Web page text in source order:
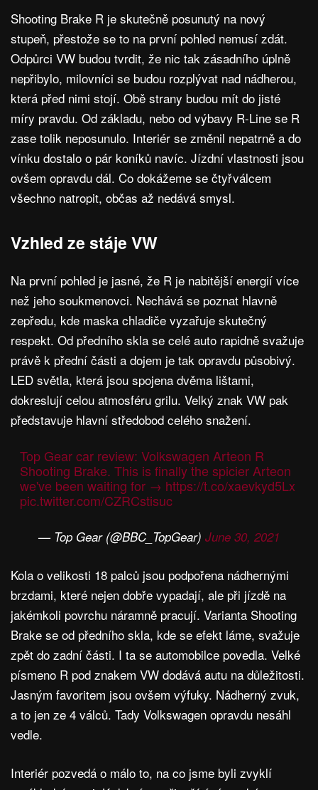
Shooting Brake R je skutečně posunutý na nový
stupeň, přestože se to na první pohled nemusí zdát.
Odpůrci VW budou tvrdit, že nic tak zásadního úplně
nepřibylo, milovníci se budou rozplývat nad nádherou,
která před nimi stojí. Obě strany budou mít do jisté
míry pravdu. Od základu, nebo od výbavy R-Line se R
zase tolik neposunulo. Interiér se změnil nepatrně a do
vínku dostalo o pár koníků navíc. Jízdní vlastnosti jsou
ovšem opravdu dál. Co dokážeme se čtyřválcem
všechno natropit, občas až nedává smysl.
Vzhled ze stáje VW
Na první pohled je jasné, že R je nabitější energií více
než jeho soukmenovci. Nechává se poznat hlavně
zepředu, kde maska chladiče vyzařuje skutečný
respekt. Od předního skla se celé auto rapidně svažuje
právě k přední části a dojem je tak opravdu působivý.
LED světla, která jsou spojena dvěma lištami,
dokreslují celou atmosféru grilu. Velký znak VW pak
představuje hlavní středobod celého snažení.
Top Gear car review: Volkswagen Arteon R
Shooting Brake. This is finally the spicier Arteon
we've been waiting for → https://t.co/xaevkyd5Lx
pic.twitter.com/CZRCstisuc
— Top Gear (@BBC_TopGear) June 30, 2021
Kola o velikosti 18 palců jsou podpořena nádhernými
brzdami, které nejen dobře vypadají, ale při jízdě na
jakémkoli povrchu náramně pracují. Varianta Shooting
Brake se od předního skla, kde se efekt láme, svažuje
zpět do zadní části. I ta se automobilce povedla. Velké
písmeno R pod znakem VW dodává autu na důležitosti.
Jasným favoritem jsou ovšem výfuky. Nádherný zvuk,
a to jen ze 4 válců. Tady Volkswagen opravdu nesáhl
vedle.
Interiér pozvedá o málo to, na co jsme byli zvyklí